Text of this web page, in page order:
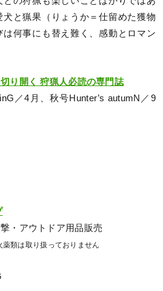
犬と猟果（りょうか＝仕留めた獲物
何事にも替え難く、感動とロマン
り開く 狩猟人必読の専門誌
／4月、秋号Hunter’s autumN／9
・アウトドア用品販売
類は取り扱っておりません